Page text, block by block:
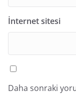
İnternet sitesi
Daha sonraki